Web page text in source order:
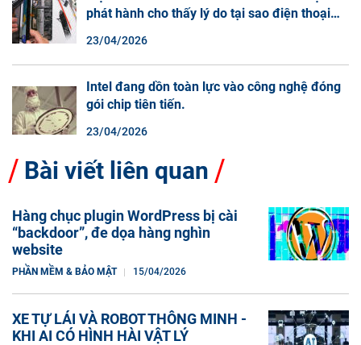
phát hành cho thấy lý do tại sao điện thoại
23/04/2026
Intel đang dồn toàn lực vào công nghệ đóng
gói chip tiên tiến.
23/04/2026
Bài viết liên quan
Hàng chục plugin WordPress bị cài
“backdoor”, đe dọa hàng nghìn
website
PHẦN MỀM & BẢO MẬT 15/04/2026
XE TỰ LÁI VÀ ROBOT THÔNG MINH -
KHI AI CÓ HÌNH HÀI VẬT LÝ